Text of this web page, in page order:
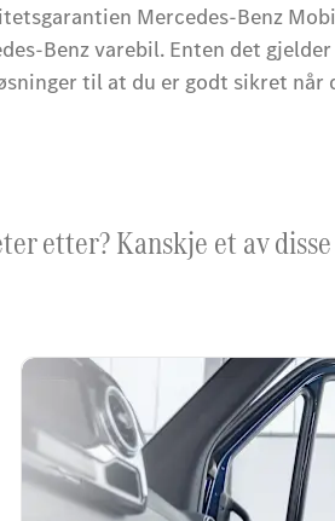
Mercedes-Benz
Benz varebil. Enten det
til at du er godt sikret når
etter? Kanskje et av